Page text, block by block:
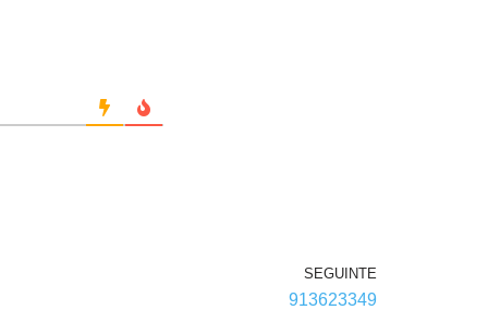
SEGUINTE
913623349